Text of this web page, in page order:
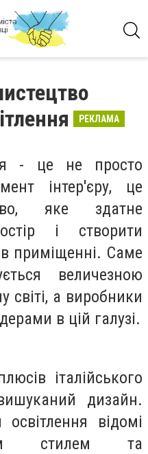
РЕКЛАМА
- це не просто
інтер'єру, це
яке здатне
і створити
приміщенні. Саме
величезною
світі, а виробники
в цій галузі.
італійського
дизайн.
освітлення відомі
стилем та